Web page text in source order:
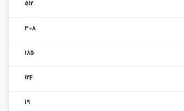
512
308
185
124
19